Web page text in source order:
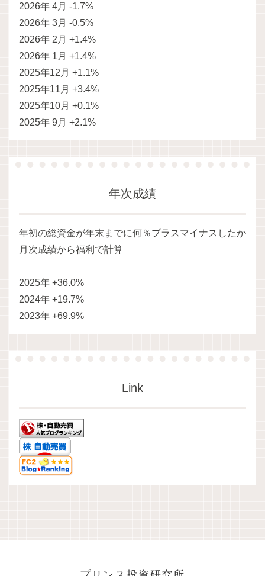
2026年 4月 -1.7%
2026年 3月 -0.5%
2026年 2月 +1.4%
2026年 1月 +1.4%
2025年12月 +1.1%
2025年11月 +3.4%
2025年10月 +0.1%
2025年 9月 +2.1%
年次成績
年初の総資金が年末までに何％プラスマイナスしたか
月次成績から福利で計算
2025年 +36.0%
2024年 +19.7%
2023年 +69.9%
Link